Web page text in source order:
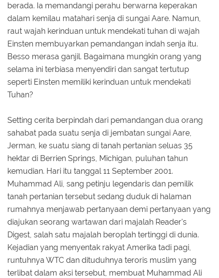
berada. Ia memandangi perahu berwarna keperakan
dalam kemilau matahari senja di sungai Aare. Namun,
raut wajah kerinduan untuk mendekati tuhan di wajah
Einsten membuyarkan pemandangan indah senja itu.
Besso merasa ganjil. Bagaimana mungkin orang yang
selama ini terbiasa menyendiri dan sangat tertutup
seperti Einsten memiliki kerinduan untuk mendekati
Tuhan?
Setting cerita berpindah dari pemandangan dua orang
sahabat pada suatu senja di jembatan sungai Aare,
Jerman, ke suatu siang di tanah pertanian seluas 35
hektar di Berrien Springs, Michigan, puluhan tahun
kemudian. Hari itu tanggal 11 September 2001.
Muhammad Ali, sang petinju legendaris dan pemilik
tanah pertanian tersebut sedang duduk di halaman
rumahnya menjawab pertanyaan demi pertanyaan yang
diajukan seorang wartawan dari majalah Reader's
Digest, salah satu majalah beroplah tertinggi di dunia.
Kejadian yang menyentak rakyat Amerika tadi pagi,
runtuhnya WTC dan dituduhnya teroris muslim yang
terlibat dalam aksi tersebut, membuat Muhammad Ali